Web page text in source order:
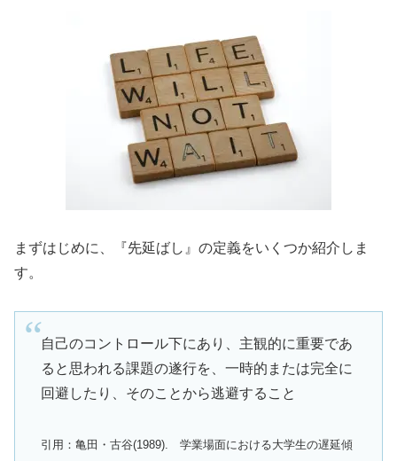
まずはじめに、『先延ばし』の定義をいくつか紹介しま
す。
自己のコントロール下にあり、主観的に重要であ
ると思われる課題の遂行を、一時的または完全に
回避したり、そのことから逃避すること
引用：亀田・古谷(1989). 学業場面における大学生の遅延傾